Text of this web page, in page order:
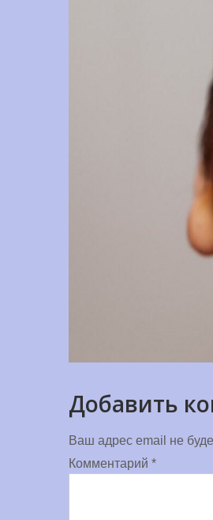
Добавить
Ваш адрес email не
Комментарий *